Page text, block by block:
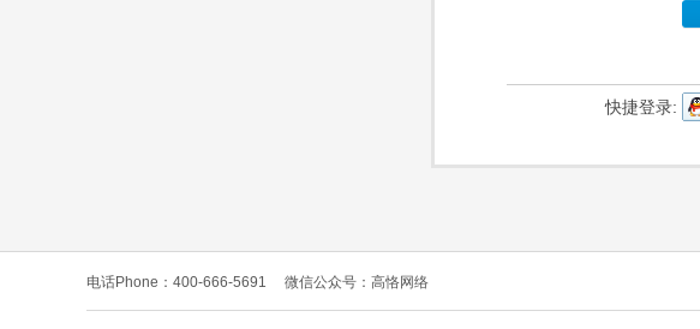
快捷登录:
电话Phone：400-666-5691 微信公众号：高恪网络